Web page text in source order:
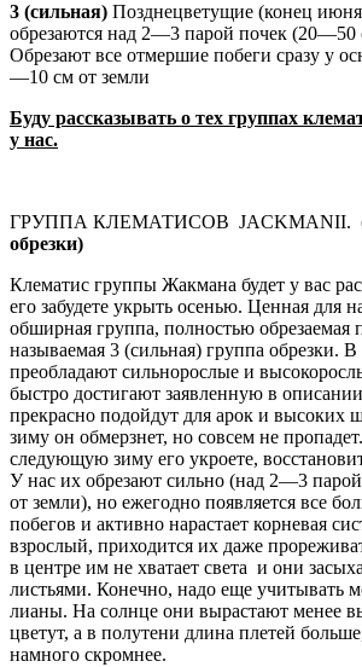
3 (сильная) Позднецветущие (конец
обрезаются над 2—3 парой почек (20—50
Обрезают все отмершие побеги сразу у
—10 см от земли
Буду рассказывать о тех группах
у нас.
ГРУППА КЛЕМАТИСОВ JACKMANII.
обрезки)
Клематис группы Жакмана будет у вас
его забудете укрыть осенью. Ценная для
обширная группа, полностью обрезаемая
называемая 3 (сильная) группа обрезки.
преобладают сильнорослые и
быстро достигают заявленную в
прекрасно подойдут для арок и высоких
зиму он обмерзнет, но совсем не
следующую зиму его укроете,
У нас их обрезают сильно (над 2—3
от земли), но ежегодно появляется все
побегов и активно нарастает корневая
взрослый, приходится их даже
в центре им не хватает света и они
листьями. Конечно, надо еще учитывать
лианы. На солнце они вырастают менее
цветут, а в полутени длина плетей
намного скромнее.